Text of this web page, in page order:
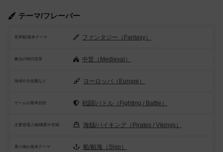
テーマ/フレーバー
世界観/基本テーマ ファンタジー（Fantasy）
舞台の時代背景 中世（Medieval）
地域や文化圏など ヨーロッパ（Europe）
ゲームの基本目的 戦闘/バトル（Fighting / Battle）
主要登場人物/職業や生物 海賊/バイキング（Pirates / Vikings）
乗り物が基本テーマ 船/航海（Ship）